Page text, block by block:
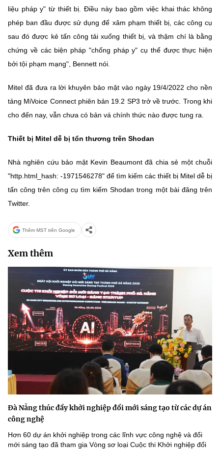
liệu pháp y" từ thiết bị. Điều này bao gồm việc khai thác không
phép ban đầu được sử dụng để xâm phạm thiết bị, các công cụ
sau đó được kẻ tấn công tải xuống thiết bị, và thậm chí là bằng
chứng về các biện pháp "chống pháp y" cụ thể được thực hiện
bởi tội phạm mạng", Bennett nói.
Mitel đã đưa ra lời khuyên bảo mật vào ngày 19/4/2022 cho nền
tảng MiVoice Connect phiên bản 19.2 SP3 trở về trước. Trong khi
cho đến nay, vẫn chưa có bản vá chính thức nào được tung ra.
Thiết bị Mitel dễ bị tổn thương trên Shodan
Nhà nghiên cứu bảo mật Kevin Beaumont đã chia sẻ một chuỗi
"http.html_hash: -1971546278" để tìm kiếm các thiết bị Mitel dễ bị
tấn công trên công cụ tìm kiếm Shodan trong một bài đăng trên
Twitter.
Thêm MST trên Google
Xem thêm
Đà Nẵng thúc đẩy khởi nghiệp đổi mới sáng tạo từ các dự án
công nghệ
Hơn 60 dự án khởi nghiệp trong các lĩnh vực công nghệ và đổi
mới sáng tạo đã tham gia Vòng sơ loại Cuộc thi Khởi nghiệp đổi